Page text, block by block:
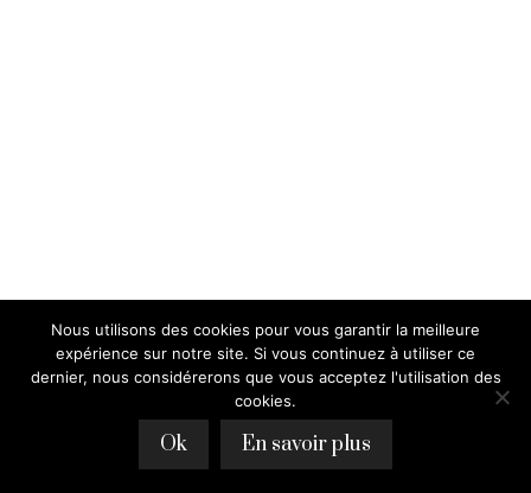
Nous utilisons des cookies pour vous garantir la meilleure
expérience sur notre site. Si vous continuez à utiliser ce
dernier, nous considérerons que vous acceptez l'utilisation des
cookies.
Ok En savoir plus